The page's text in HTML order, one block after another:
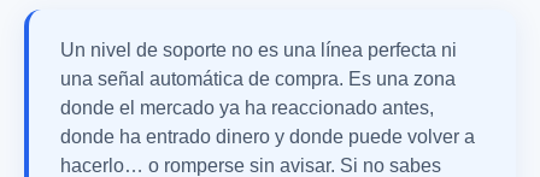
Un nivel de soporte no es una línea perfecta ni
una señal automática de compra. Es una zona
donde el mercado ya ha reaccionado antes,
donde ha entrado dinero y donde puede volver a
hacerlo… o romperse sin avisar. Si no sabes